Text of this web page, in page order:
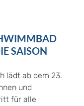
SAISON
lädt ab dem 23.
und
für alle